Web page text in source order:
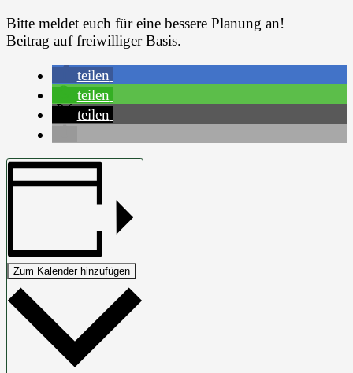
Bitte meldet euch für eine bessere Planung an!
Beitrag auf freiwilliger Basis.
teilen
teilen
teilen
Zum Kalender hinzufügen